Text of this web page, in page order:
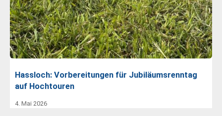
Hassloch: Vorbereitungen für Jubiläumsrenntag
auf Hochtouren
4. Mai 2026